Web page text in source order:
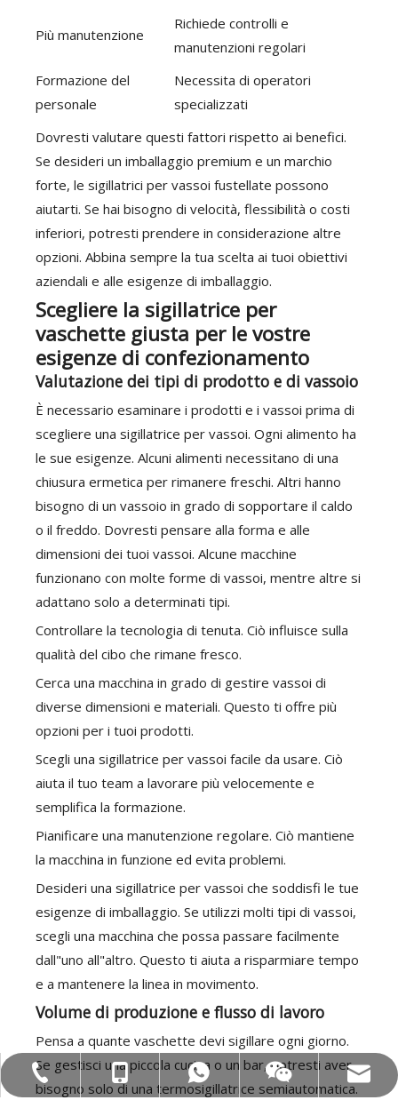
Più manutenzione
Richiede controlli e
manutenzioni regolari
Formazione del
personale
Necessita di operatori
specializzati
Dovresti valutare questi fattori rispetto ai benefici.
Se desideri un imballaggio premium e un marchio
forte, le sigillatrici per vassoi fustellate possono
aiutarti. Se hai bisogno di velocità, flessibilità o costi
inferiori, potresti prendere in considerazione altre
opzioni. Abbina sempre la tua scelta ai tuoi obiettivi
aziendali e alle esigenze di imballaggio.
Scegliere la sigillatrice per
vaschette giusta per le vostre
esigenze di confezionamento
Valutazione dei tipi di prodotto e di vassoio
È necessario esaminare i prodotti e i vassoi prima di
scegliere una sigillatrice per vassoi. Ogni alimento ha
le sue esigenze. Alcuni alimenti necessitano di una
chiusura ermetica per rimanere freschi. Altri hanno
bisogno di un vassoio in grado di sopportare il caldo
o il freddo. Dovresti pensare alla forma e alle
dimensioni dei tuoi vassoi. Alcune macchine
funzionano con molte forme di vassoi, mentre altre si
adattano solo a determinati tipi.
Controllare la tecnologia di tenuta. Ciò influisce sulla
qualità del cibo che rimane fresco.
Cerca una macchina in grado di gestire vassoi di
diverse dimensioni e materiali. Questo ti offre più
opzioni per i tuoi prodotti.
Scegli una sigillatrice per vassoi facile da usare. Ciò
aiuta il tuo team a lavorare più velocemente e
semplifica la formazione.
Pianificare una manutenzione regolare. Ciò mantiene
la macchina in funzione ed evita problemi.
Desideri una sigillatrice per vassoi che soddisfi le tue
esigenze di imballaggio. Se utilizzi molti tipi di vassoi,
scegli una macchina che possa passare facilmente
dall"uno all"altro. Questo ti aiuta a risparmiare tempo
e a mantenere la linea in movimento.
Volume di produzione e flusso di lavoro
Pensa a quante vaschette devi sigillare ogni giorno.
Se gestisci una piccola cucina o un bar, potresti aver
bisogno solo di una termosigillatrice semiautomatica.
Tel:+86-577-88627766
Mob: +86-18858715170
WA: 0086 18858715170
WeChat
Email: hl@hualian.biz